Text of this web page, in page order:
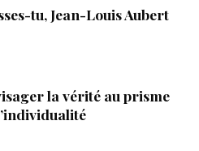
tu, Jean-Louis Aubert
la vérité au prisme